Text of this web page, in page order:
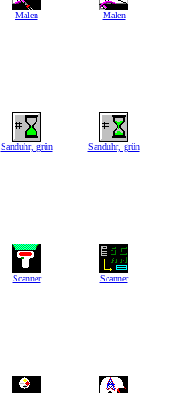
Malen Malen
Sanduhr, grün Sanduhr, grün
Scanner Scanner